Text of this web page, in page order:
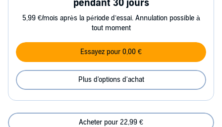
pendant 30 jours
5,99 €/mois après la période d’essai. Annulation possible à
tout moment
Essayez pour 0,00 €
Plus d'options d'achat
Acheter pour 22,99 €